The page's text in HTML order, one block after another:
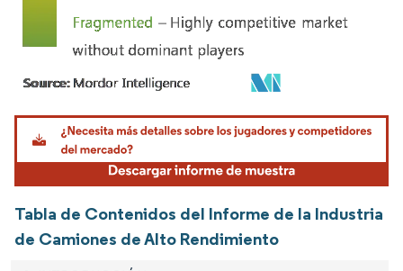
Imagen © Mordor Intelligence. El uso requiere atribución según CC BY 4.0.
Tabla de Contenidos del Informe de la Industria
de Camiones de Alto Rendimiento